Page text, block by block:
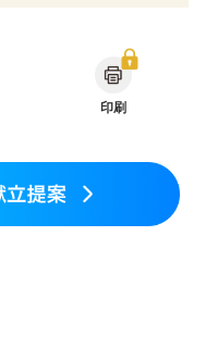
（第２期）
ジ１）
a）
ど
関節リウマチ
）
印刷